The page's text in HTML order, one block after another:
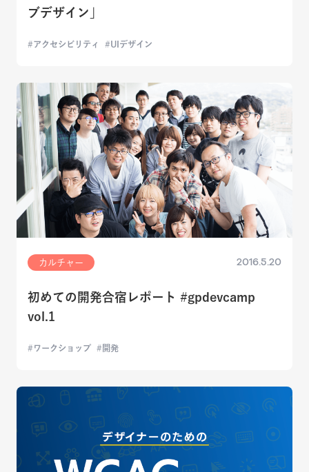
ブデザイン」
アクセシビリティ UIデザイン
カルチャー 2016.5.20
初めての開発合宿レポート #gpdevcamp
vol.1
ワークショップ 開発